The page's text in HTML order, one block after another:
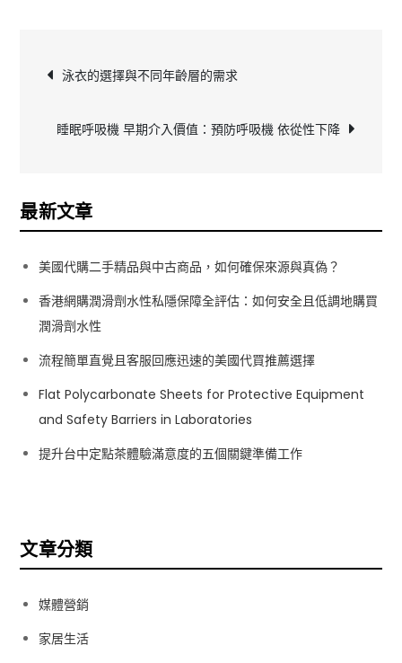
文
章
覽
泳衣的選擇與不同年齡層的需求
睡眠呼吸機 早期介入價值：預防呼吸機 依從性下降
最新文章
美國代購二手精品與中古商品，如何確保來源與真偽？
香港網購潤滑劑水性私隱保障全評估：如何安全且低調地購買
潤滑劑水性
流程簡單直覺且客服回應迅速的美國代買推薦選擇
Flat Polycarbonate Sheets for Protective Equipment
and Safety Barriers in Laboratories
提升台中定點茶體驗滿意度的五個關鍵準備工作
文章分類
媒體營銷
家居生活